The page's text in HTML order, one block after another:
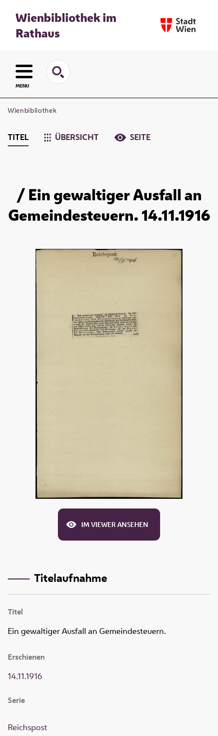
Wienbibliothek im
Rathaus
MENU
Wienbibliothek
TITEL ÜBERSICHT SEITE
/ Ein gewaltiger Ausfall an
Gemeindesteuern. 14.11.1916
IM VIEWER ANSEHEN
Titelaufnahme
Titel
Ein gewaltiger Ausfall an Gemeindesteuern.
Erschienen
14.11.1916
Serie
Reichspost